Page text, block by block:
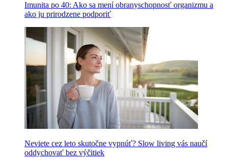
Imunita po 40: Ako sa mení obranyschopnosť organizmu a
ako ju prirodzene podporiť
Neviete cez leto skutočne vypnúť? Slow living vás naučí
oddychovať bez výčitiek